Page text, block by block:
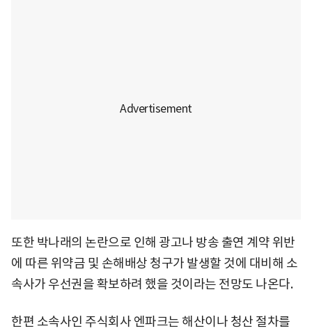
또한 박나래의 논란으로 인해 광고나 방송 출연 계약 위반
에 따른 위약금 및 손해배상 청구가 발생할 것에 대비해 소
속사가 우선권을 확보하려 했을 것이라는 전망도 나온다.
한편 소속사인 주식회사 엔파크는 해산이나 청산 절차를